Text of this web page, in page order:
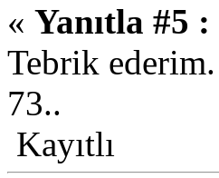
« Yanıtla #5 :
Tebrik
73..
Kayıtlı